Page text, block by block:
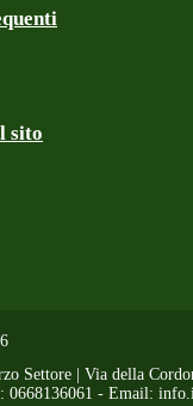
sito
Settore | Via della
0668136061 - Email: